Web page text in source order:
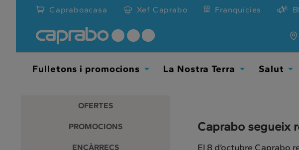
Promocions
descomptes
supermercats
Capraboacasa Xef Caprabo Franquícies
Fulletons i promocions La Nostra Terra Salut
OFERTES
PROMOCIONS
ENCÀRRECS
Caprabo segueix
El 8 d’octubre Caprabo